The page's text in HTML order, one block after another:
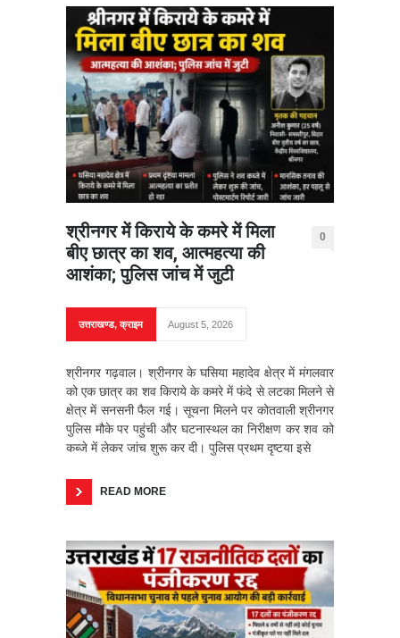
श्रीनगर में किराये के कमरे में मिला
बीए छात्र का शव, आत्महत्या की
आशंका; पुलिस जांच में जुटी
0
उत्तराखण्ड,क्राइम August 5, 2026
श्रीनगर गढ़वाल। श्रीनगर के घसिया महादेव क्षेत्र में मंगलवार
को एक छात्र का शव किराये के कमरे में फंदे से लटका मिलने से
क्षेत्र में सनसनी फैल गई। सूचना मिलने पर कोतवाली श्रीनगर
पुलिस मौके पर पहुंची और घटनास्थल का निरीक्षण कर शव को
कब्जे में लेकर जांच शुरू कर दी। पुलिस प्रथम दृष्टया इसे
READ MORE